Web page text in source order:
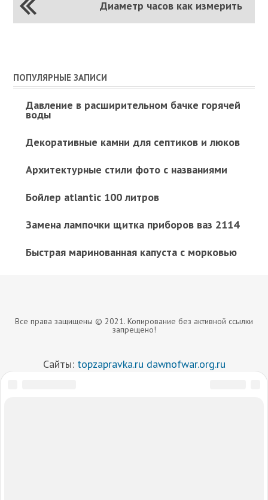
Диаметр часов как измерить
ПОПУЛЯРНЫЕ ЗАПИСИ
Давление в расширительном бачке горячей
воды
Декоративные камни для септиков и люков
Архитектурные стили фото с названиями
Бойлер atlantic 100 литров
Замена лампочки щитка приборов ваз 2114
Быстрая маринованная капуста с морковью
Все права защищены © 2021. Копирование без активной ссылки
запрещено!
Сайты: topzapravka.ru dawnofwar.org.ru